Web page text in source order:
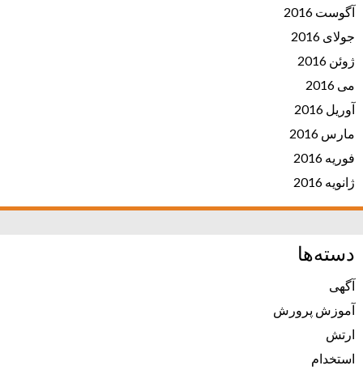
آگوست 2016
جولای 2016
ژوئن 2016
می 2016
آوریل 2016
مارس 2016
فوریه 2016
ژانویه 2016
دسته‌ها
آگهی
آموزش پرورش
ارتش
استخدام